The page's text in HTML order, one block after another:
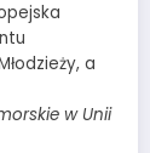
a
w Unii